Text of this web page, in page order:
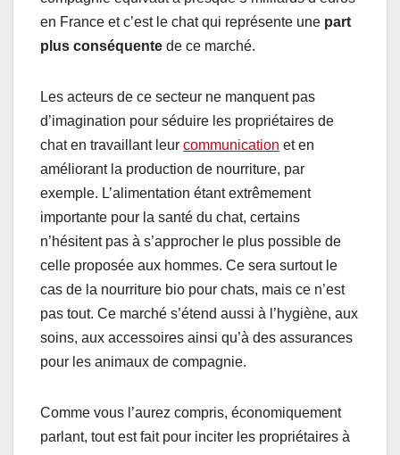
en France et c’est le chat qui représente une part
plus conséquente de ce marché.
Les acteurs de ce secteur ne manquent pas
d’imagination pour séduire les propriétaires de
chat en travaillant leur communication et en
améliorant la production de nourriture, par
exemple. L’alimentation étant extrêmement
importante pour la santé du chat, certains
n’hésitent pas à s’approcher le plus possible de
celle proposée aux hommes. Ce sera surtout le
cas de la nourriture bio pour chats, mais ce n’est
pas tout. Ce marché s’étend aussi à l’hygiène, aux
soins, aux accessoires ainsi qu’à des assurances
pour les animaux de compagnie.
Comme vous l’aurez compris, économiquement
parlant, tout est fait pour inciter les propriétaires à